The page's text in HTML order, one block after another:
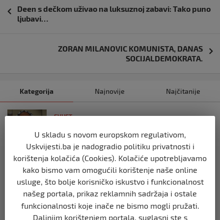
objava
Deen s dečkom uživao na luksuznoj zabavi: Tako puno
ljubavi…
ZORAN MILANOVIC KOMUNISTA, DANAS
SOCIJALDEMOKRATA.
Kategorija Najnovije Najčitanije
SVIJET
primio islam nakon što su izraelske
snage prekinule molitvu njegove
posade
prije 10 mjeseci
SVIJET
Brod “Mikeno” probio izraelsku blokadu
i uplovio u Gazu – kapetan iz Sarajeva
U skladu s novom europskom regulativom,
Uskvijesti.ba je nadogradio politiku privatnosti i
korištenja kolačića (Cookies). Kolačiće upotrebljavamo
kako bismo vam omogućili korištenje naše online
usluge, što bolje korisničko iskustvo i funkcionalnost
našeg portala, prikaz reklamnih sadržaja i ostale
funkcionalnosti koje inače ne bismo mogli pružati.
Daljnjim korištenjem portala, suglasni ste s